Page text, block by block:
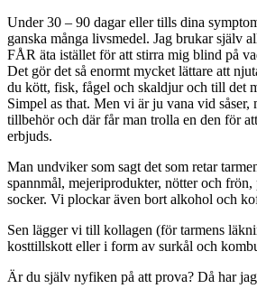
Under 30 – 90 dagar eller tills dina
ganska många livsmedel. Jag brukar själv
FÅR äta istället för att stirra mig blind på
Det gör det så enormt mycket lättare att
du kött, fisk, fågel och skaldjur och till det
Simpel as that. Men vi är ju vana vid såser,
tillbehör och där får man trolla en den för
erbjuds.
Man undviker som sagt det som retar
spannmål, mejeriprodukter, nötter och frön,
socker. Vi plockar även bort alkohol och
Sen lägger vi till kollagen (för tarmens
kosttillskott eller i form av surkål och
Är du själv nyfiken på att prova? Då har